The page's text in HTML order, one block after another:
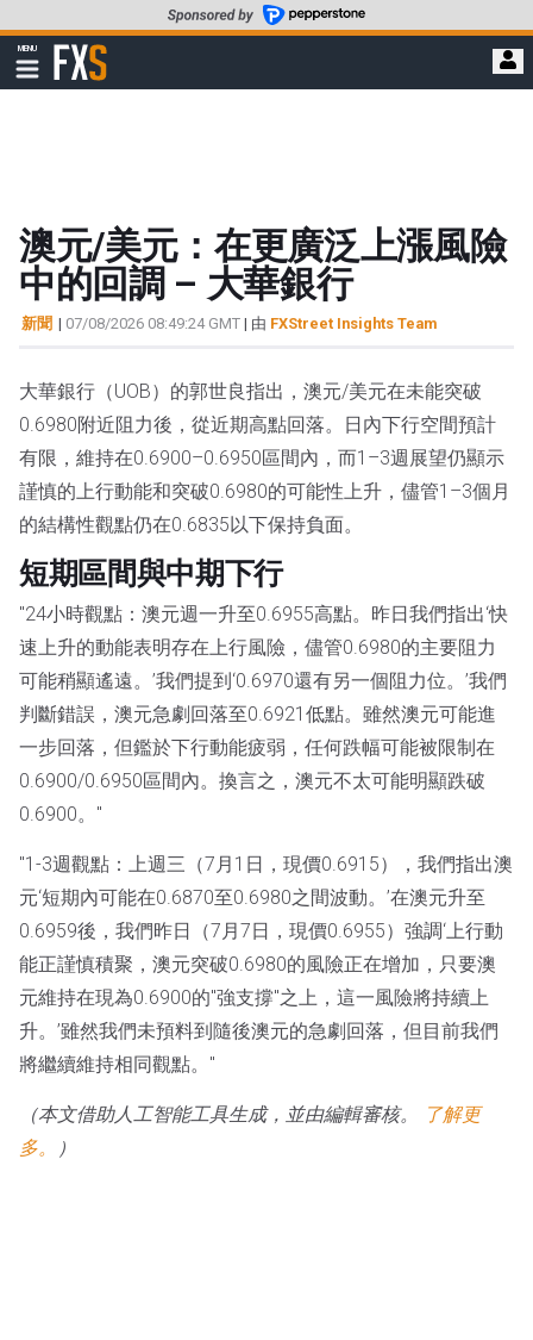
至
要
MENU
顯
示
FXStreet
澳元/美元：在更廣泛上漲風險
中的回調 – 大華銀行
新聞 | 07/08/2026 08:49:24 GMT | 由 FXStreet Insights Team
大華銀行（UOB）的郭世良指出，澳元/美元在未能突破
0.6980附近阻力後，從近期高點回落。日內下行空間預計
有限，維持在0.6900–0.6950區間內，而1–3週展望仍顯示
謹慎的上行動能和突破0.6980的可能性上升，儘管1–3個月
的結構性觀點仍在0.6835以下保持負面。
短期區間與中期下行
"24小時觀點：澳元週一升至0.6955高點。昨日我們指出‘快
速上升的動能表明存在上行風險，儘管0.6980的主要阻力
可能稍顯遙遠。’我們提到‘0.6970還有另一個阻力位。’我們
判斷錯誤，澳元急劇回落至0.6921低點。雖然澳元可能進
一步回落，但鑑於下行動能疲弱，任何跌幅可能被限制在
0.6900/0.6950區間內。換言之，澳元不太可能明顯跌破
0.6900。"
"1-3週觀點：上週三（7月1日，現價0.6915），我們指出澳
元‘短期內可能在0.6870至0.6980之間波動。’在澳元升至
0.6959後，我們昨日（7月7日，現價0.6955）強調‘上行動
能正謹慎積聚，澳元突破0.6980的風險正在增加，只要澳
元維持在現為0.6900的"強支撐"之上，這一風險將持續上
升。’雖然我們未預料到隨後澳元的急劇回落，但目前我們
將繼續維持相同觀點。"
（本文借助人工智能工具生成，並由編輯審核。
了解更
多。
）